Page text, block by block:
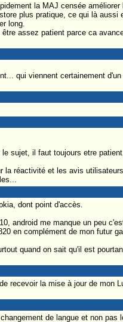
la MAJ censée améliorer
plus pratique, ce qui là aussi
long.
assez patient parce ca
qui viennent certainement d'un
sujet, il faut toujours etre patient.
la réactivité et les avis utilisateurs
dont point d'accès.
android me manque un peu
en complément de mon futur
quand on sait qu'il est
recevoir la mise à jour de mon
de langue et non pas